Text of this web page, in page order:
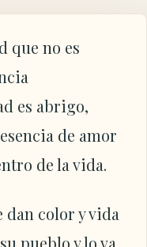
que no es
es abrigo,
de amor
de la vida.
dan color y vida
pueblo y lo va